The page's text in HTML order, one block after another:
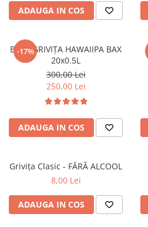
ADAUGA IN COS
-17%
BERE GRIVIȚA HAWAIIPA BAX
20x0.5L
300,00 Lei
250,00 Lei
ADAUGA IN COS
Grivița Clasic - FĂRĂ ALCOOL
8,00 Lei
ADAUGA IN COS